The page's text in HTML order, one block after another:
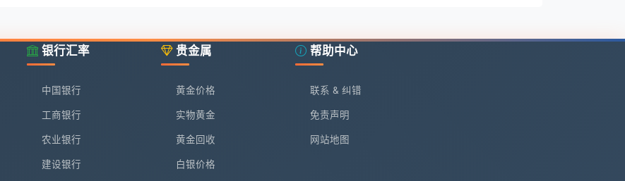
银行汇率
中国银行
工商银行
农业银行
建设银行
贵金属
黄金价格
实物黄金
黄金回收
白银价格
帮助中心
联系 & 纠错
免责声明
网站地图